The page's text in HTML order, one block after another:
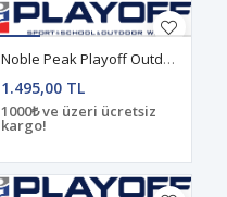
Noble Peak Playoff Outdoor Haki Pantolon
1.495,00 TL
1000₺ ve üzeri ücretsiz
kargo!